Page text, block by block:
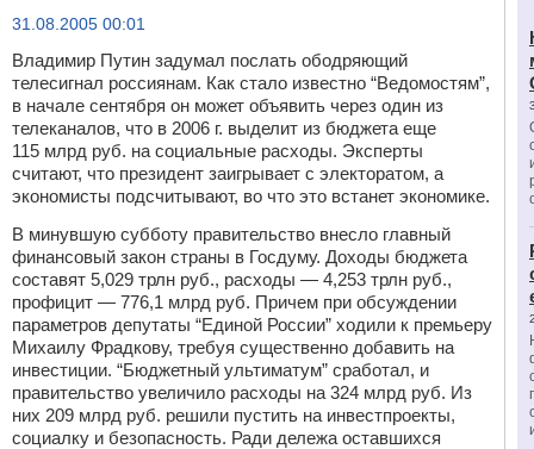
31.08.2005 00:01
Владимир Путин задумал послать ободряющий
телесигнал россиянам. Как стало известно “Ведомостям”,
в начале сентября он может объявить через один из
телеканалов, что в 2006 г. выделит из бюджета еще
115 млрд руб. на социальные расходы. Эксперты
считают, что президент заигрывает с электоратом, а
экономисты подсчитывают, во что это встанет экономике.
В минувшую субботу правительство внесло главный
финансовый закон страны в Госдуму. Доходы бюджета
составят 5,029 трлн руб., расходы — 4,253 трлн руб.,
профицит — 776,1 млрд руб. Причем при обсуждении
параметров депутаты “Единой России” ходили к премьеру
Михаилу Фрадкову, требуя существенно добавить на
инвестиции. “Бюджетный ультиматум” сработал, и
правительство увеличило расходы на 324 млрд руб. Из
них 209 млрд руб. решили пустить на инвестпроекты,
социалку и безопасность. Ради дележа оставшихся